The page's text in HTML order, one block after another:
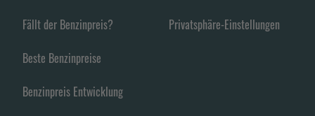
Fällt der Benzinpreis?
Beste Benzinpreise
Benzinpreis Entwicklung
Privatsphäre-Einstellungen